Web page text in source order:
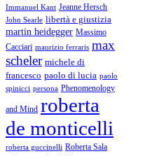
Immanuel Kant Jeanne Hersch
John Searle libertà e giustizia
martin heidegger Massimo
Cacciari maurizio ferraris max
scheler michele di
francesco paolo di lucia paolo
spinicci persona Phenomenology
and Mind roberta
de monticelli
roberta guccinelli Roberta Sala